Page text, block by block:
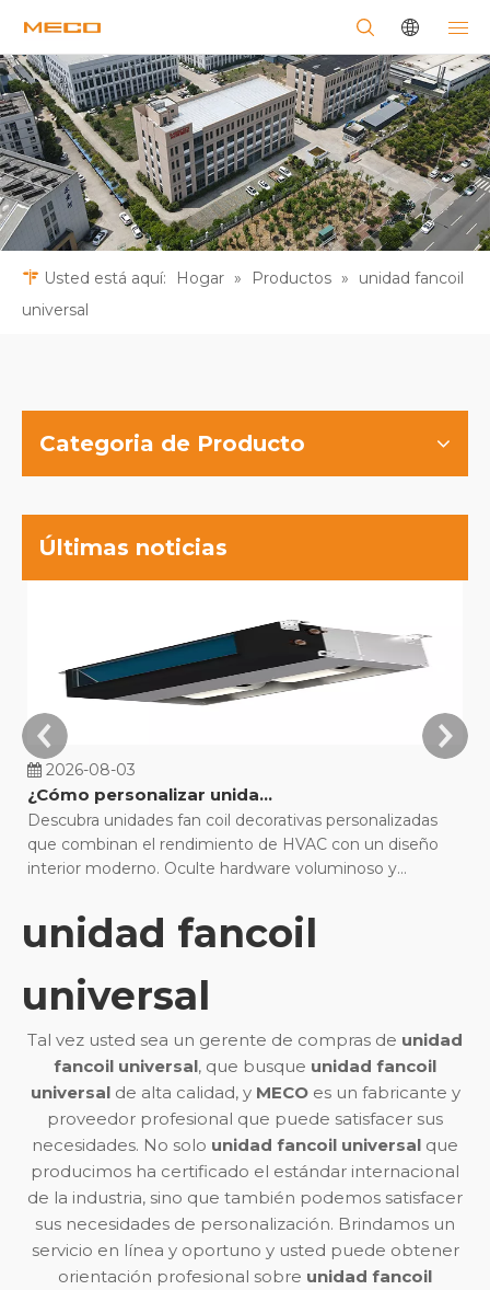
Usted está aquí: Hogar » Productos »
unidad fancoil
universal
Categoria de Producto
Últimas noticias
2026-08-03
¿Cómo personalizar unidades fan coil decorativas para proyectos de construcción?
Descubra unidades fan coil decorativas personalizadas
que combinan el rendimiento de HVAC con un diseño
interior moderno. Oculte hardware voluminoso y
unidad fancoil
universal
Tal vez usted sea un gerente de compras de unidad
fancoil universal, que busque unidad fancoil
universalde alta calidad, y MECOes un fabricante y
proveedor profesional que puede satisfacer sus
necesidades. No solo unidad fancoil universal que
producimos ha certificado el estándar internacional
de la industria, sino que también podemos satisfacer
sus necesidades de personalización. Brindamos un
servicio en línea y oportuno y usted puede obtener
orientación profesional sobre unidad fancoil